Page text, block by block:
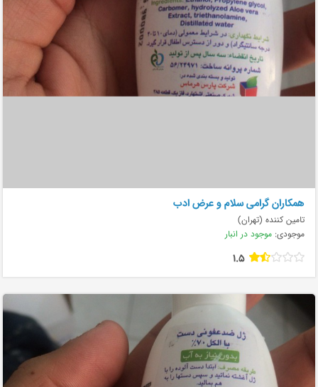
همکاران گرامی سلام و عرض ادب
تامین کننده (تهران)
موجودی: موجود در انبار
1.5